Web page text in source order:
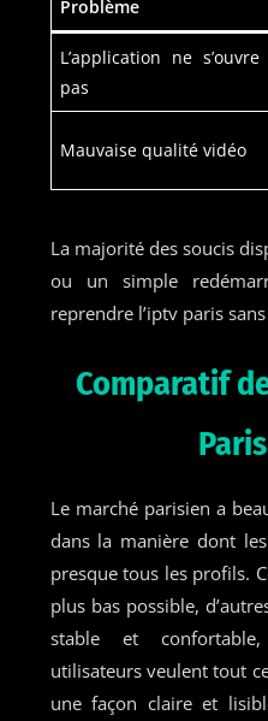
Problème
L’application ne s’ouvre
pas
Mauvaise qualité vidéo
La majorité des soucis
ou un simple
reprendre l’iptv paris
Comparatif
Le marché parisien a
dans la manière dont
presque tous les profils.
plus bas possible,
stable et
utilisateurs veulent tout
une façon claire et